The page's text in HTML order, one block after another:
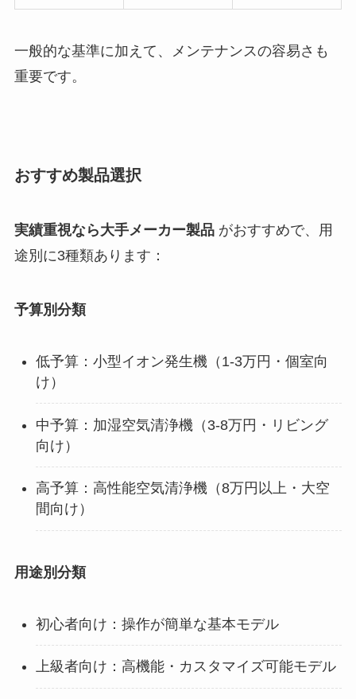
一般的な基準に加えて、メンテナンスの容易さも
重要です。
おすすめ製品選択
実績重視なら大手メーカー製品がおすすめで、用
途別に3種類あります：
予算別分類
低予算：小型イオン発生機（1-3万円・個室向
け）
中予算：加湿空気清浄機（3-8万円・リビング
向け）
高予算：高性能空気清浄機（8万円以上・大空
間向け）
用途別分類
初心者向け：操作が簡単な基本モデル
上級者向け：高機能・カスタマイズ可能モデル